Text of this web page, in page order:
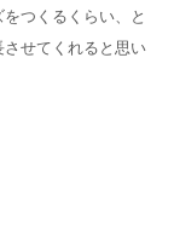
つくるくらい、と
せてくれると思い